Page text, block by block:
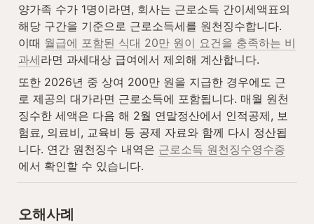
양가족 수가 1명이라면, 회사는 근로소득 간이세액표의
해당 구간을 기준으로 근로소득세를 원천징수합니다.
이때 월급에 포함된 식대 20만 원이 요건을 충족하는 비
과세라면 과세대상 급여에서 제외해 계산합니다.
또한 2026년 중 상여 200만 원을 지급한 경우에도 근
로 제공의 대가라면 근로소득에 포함됩니다. 매월 원천
징수한 세액은 다음 해 2월 연말정산에서 인적공제, 보
험료, 의료비, 교육비 등 공제 자료와 함께 다시 정산됩
니다. 연간 원천징수 내역은 근로소득 원천징수영수증
에서 확인할 수 있습니다.
오해사례